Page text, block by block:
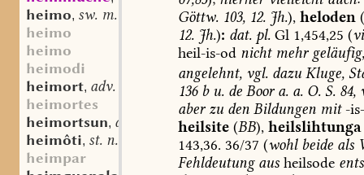
heimo, sw. m.
heimo
heimo
heimodi
heimort, adv.
heimortes
heimortsun, adv.
heimôti, st. n.
heimpar
Göttw.103,12.Jh.), heloden(
12.Jh.): dat.pl.Gl1,454,25 (
heil-is-od nichtmehrgeläufig,
angelehnt,vgl.dazuKluge,
136bu.deBoora.a.O.S.84,
aberzudenBildungenmit-is-
heilsite (BB), heilslihtunga
143,36. 36/37 (wohl beideals
Fehldeutungausheilsode